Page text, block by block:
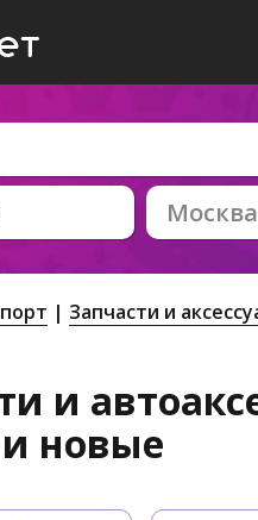
Москва
Запчасти и
и
новые